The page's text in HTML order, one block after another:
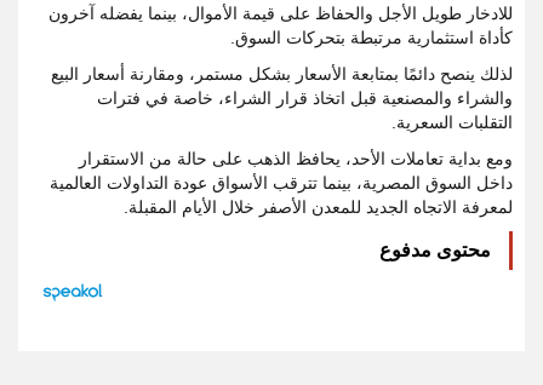
للادخار طويل الأجل والحفاظ على قيمة الأموال، بينما يفضله آخرون
كأداة استثمارية مرتبطة بتحركات السوق.
لذلك ينصح دائمًا بمتابعة الأسعار بشكل مستمر، ومقارنة أسعار البيع
والشراء والمصنعية قبل اتخاذ قرار الشراء، خاصة في فترات
التقلبات السعرية.
ومع بداية تعاملات الأحد، يحافظ الذهب على حالة من الاستقرار
داخل السوق المصرية، بينما تترقب الأسواق عودة التداولات العالمية
لمعرفة الاتجاه الجديد للمعدن الأصفر خلال الأيام المقبلة.
محتوى مدفوع